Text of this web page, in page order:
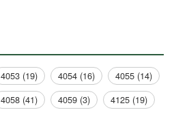
4053 (19) 4054 (16)
4055 (14)
4058 (41) 4059 (3)
4125 (19)